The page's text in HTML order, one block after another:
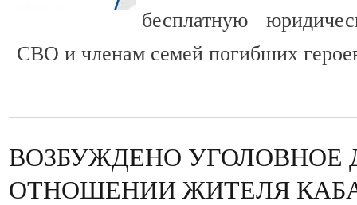
бесплатную
СВО и членам семей погибших
ВОЗБУЖДЕНО УГОЛОВНОЕ
ОТНОШЕНИИ ЖИТЕЛЯ